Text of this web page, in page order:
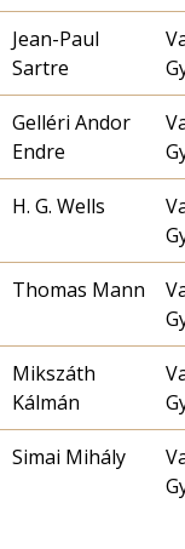
Jean-Paul
Sartre
Gelléri Andor
Endre
H. G. Wells
Thomas Mann
Mikszáth
Kálmán
Simai Mihály